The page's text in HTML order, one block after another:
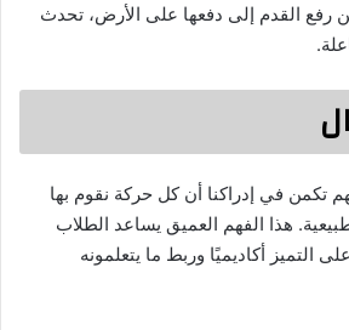
رفع القدم إلى دفعها على الأرض، تحدث
تكمن في إدراكنا أن كل حركة نقوم بها
هذا الفهم العميق يساعد الطلاب
التميز أكاديميًا وربط ما يتعلمونه